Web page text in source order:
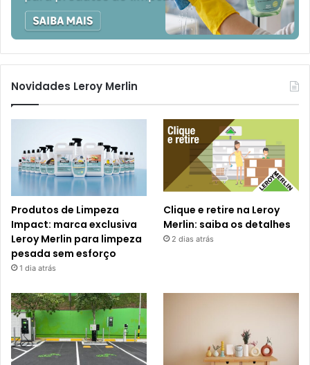
Novidades Leroy Merlin
Produtos de Limpeza
Impact: marca exclusiva
Leroy Merlin para limpeza
pesada sem esforço
1 dia atrás
Clique e retire na Leroy
Merlin: saiba os detalhes
2 dias atrás